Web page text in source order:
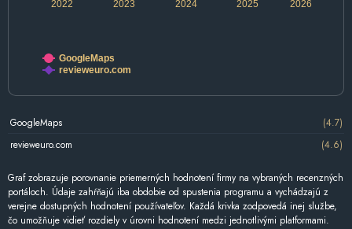
2022 2024 2026
2023 2025
GoogleMaps
revieweuro.com
GoogleMaps
(4.7)
revieweuro.com
(4.6)
Graf zobrazuje porovnanie priemerných hodnotení firmy na vybraných recenzných
portáloch. Údaje zahŕňajú iba obdobie od spustenia programu a vychádzajú z
verejne dostupných hodnotení používateľov. Každá krivka zodpovedá inej službe,
čo umožňuje vidieť rozdiely v úrovni hodnotení medzi jednotlivými platformami.